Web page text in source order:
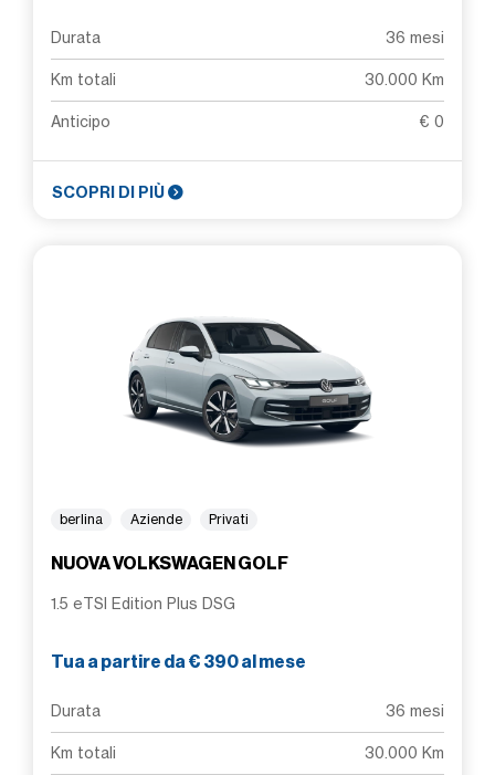
Durata 36 mesi
Km totali 30.000 Km
Anticipo € 0
SCOPRI DI PIÙ
berlina Aziende Privati
NUOVA VOLKSWAGEN GOLF
1.5 eTSI Edition Plus DSG
Tua a partire da € 390 al mese
Durata 36 mesi
Km totali 30.000 Km